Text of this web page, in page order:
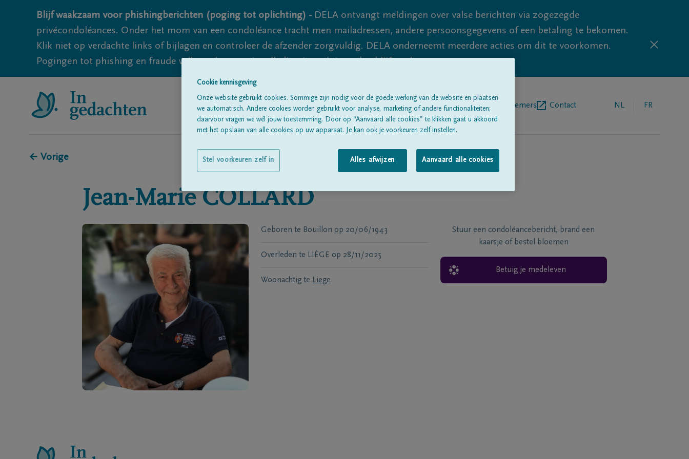
Blijf waakzaam voor phishingberichten (poging tot oplichting) - DELA ontvangt meldingen over valse berichten via zogezegde
privécondoléances. Onder het mom van een condoléance tracht men mailadressen, andere persoonsgegevens of een betaling te bekomen.
Klik niet op verdachte links of bijlagen en controleer de afzender zorgvuldig. DELA onderneemt meerdere acties om dit te voorkomen.
Pogingen tot phishing en fraude vallen echter nooit volledig uit te sluiten, dus blijf waakzaam.
Alle rouwberichtenOver onsBegrafenisondernemers Contact NL FR
← Vorige
Jean-Marie COLLARD
Geboren te Bouillon op 20/06/1943
Overleden te LIÈGE op 28/11/2025
Woonachtig te Liege
Stuur een condoléancebericht, brand een
kaarsje of bestel bloemen
Betuig je medeleven
Cookie kennisgeving
Onze website gebruikt cookies. Sommige zijn nodig voor de goede werking van de website en plaatsen
we automatisch. Andere cookies worden gebruikt voor analyse, marketing of andere functionaliteiten;
daarvoor vragen we wél jouw toestemming. Door op “Aanvaard alle cookies” te klikken gaat u akkoord
met het opslaan van alle cookies op uw apparaat. Je kan ook je voorkeuren zelf instellen.
Alles afwijzen Aanvaard alle cookies
Stel voorkeuren zelf in